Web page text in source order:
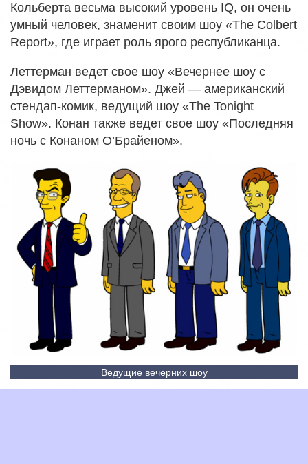
Кольберта весьма высокий уровень IQ, он очень
умный человек, знаменит своим шоу «The Colbert
Report», где играет роль ярого республиканца.
Леттерман ведет свое шоу «Вечернее шоу с
Дэвидом Леттерманом». Джей — американский
стендап-комик, ведущий шоу «The Tonight
Show». Конан также ведет свое шоу «Последняя
ночь с Конаном О’Брайеном».
Ведущие вечерних шоу